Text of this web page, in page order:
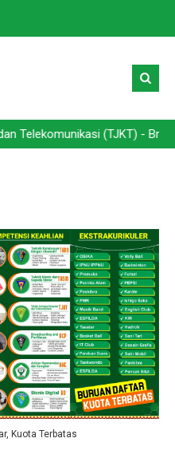
(TJKT) -
Kuota Terbatas